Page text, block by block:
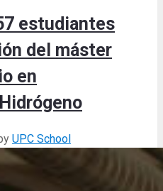
estudiantes
del máster
en
UPC School